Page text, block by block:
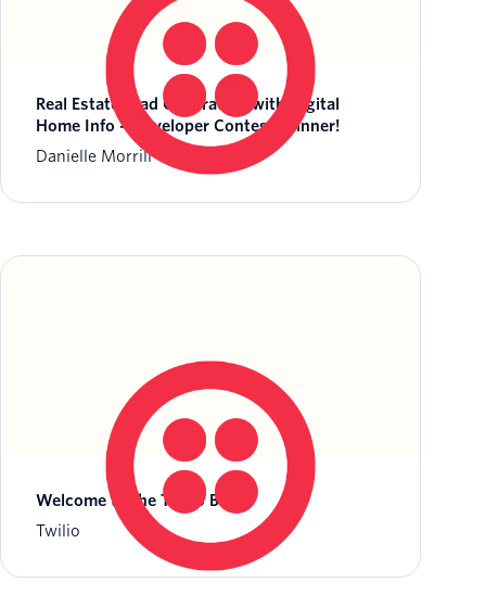
Real Estate Lead Generation with Digital
Home Info – Developer Contest Winner!
Danielle Morrill
Welcome to the Twilio Blog
Twilio